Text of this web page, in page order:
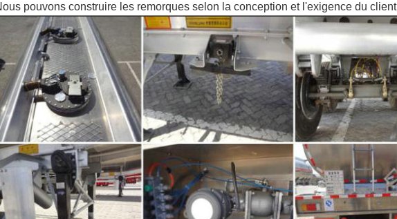
pouvons construire les remorques selon la conception et l'exigence du client